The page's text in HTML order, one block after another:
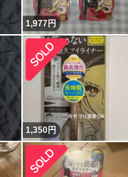
1,977円
1,350円